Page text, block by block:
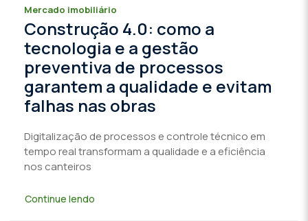
Mercado imobiliário
Construção 4.0: como a
tecnologia e a gestão
preventiva de processos
garantem a qualidade e evitam
falhas nas obras
Digitalização de processos e controle técnico em
tempo real transformam a qualidade e a eficiência
nos canteiros
Continue lendo